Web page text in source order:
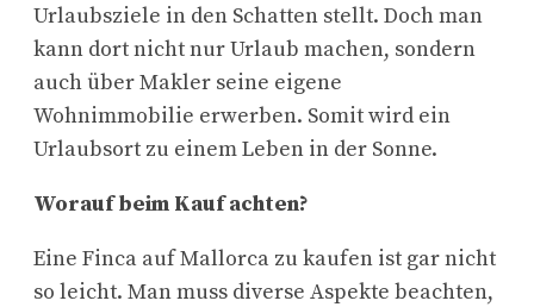
Urlaubsziele in den Schatten stellt. Doch man
kann dort nicht nur Urlaub machen, sondern
auch über Makler seine eigene
Wohnimmobilie erwerben. Somit wird ein
Urlaubsort zu einem Leben in der Sonne.
Worauf beim Kauf achten?
Eine Finca auf Mallorca zu kaufen ist gar nicht
so leicht. Man muss diverse Aspekte beachten,